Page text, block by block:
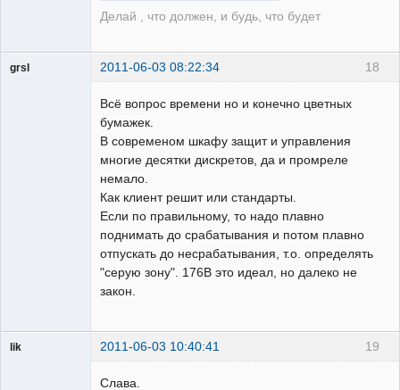
Делай , что должен, и будь, что будет
18
grsl 2011-06-03 08:22:34
Всё вопрос времени но и конечно цветных
бумажек.
В современом шкафу защит и управления
многие десятки дискретов, да и промреле
немало.
Как клиент решит или стандарты.
Если по правильному, то надо плавно
поднимать до срабатывания и потом плавно
отпускать до несрабатывания, т.о. определять
"серую зону". 176В это идеал, но далеко не
закон.
19
lik 2011-06-03 10:40:41
Слава.